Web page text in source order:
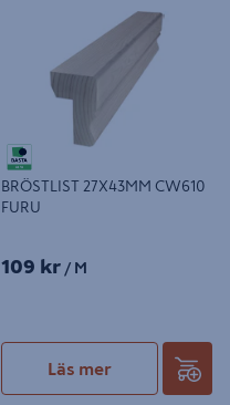
BRÖSTLIST 27X43MM CW610
FURU
109 kr / M
Läs mer